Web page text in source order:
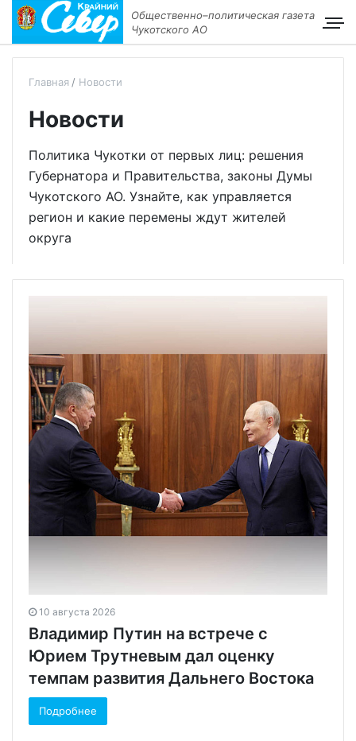
Общественно–политическая газета
Чукотского АО
Главная Новости
Новости
Политика Чукотки от первых лиц: решения
Губернатора и Правительства, законы Думы
Чукотского АО. Узнайте, как управляется
регион и какие перемены ждут жителей
округа
10 августа 2026
Владимир Путин на встрече с
Юрием Трутневым дал оценку
темпам развития Дальнего Востока
Подробнее